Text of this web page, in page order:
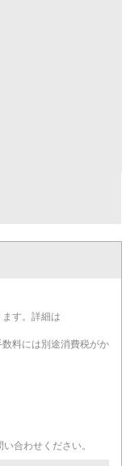
す。詳細は
料には別途消費税がか
合わせください。